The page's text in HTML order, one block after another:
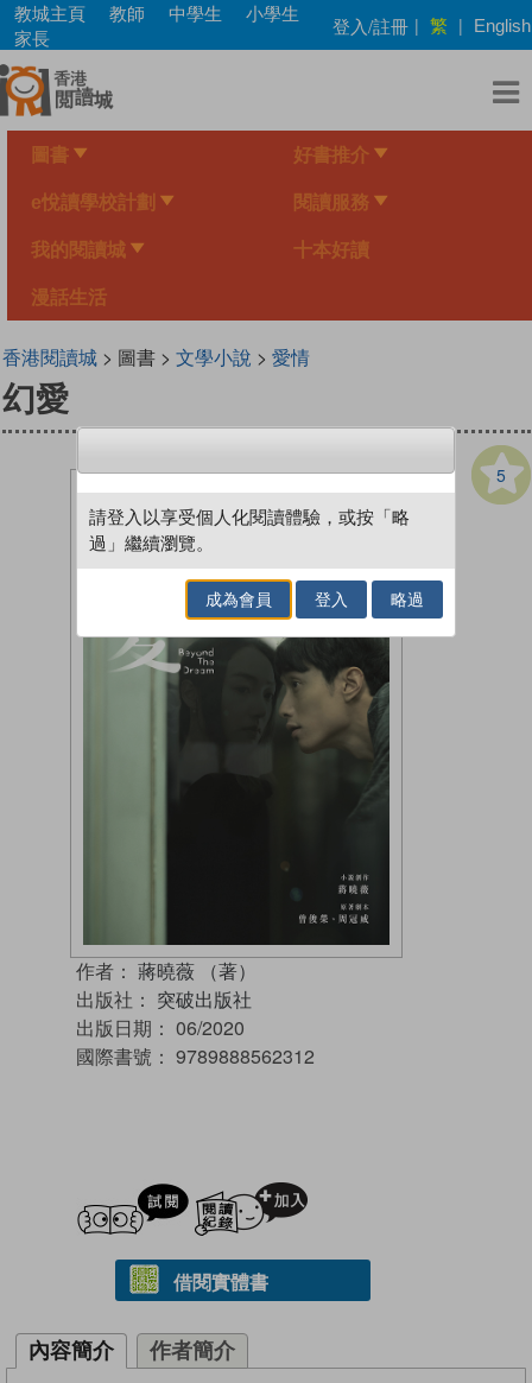
Skip
main
content
教城主頁 教師 中學生
小學生
家長
登入/註冊 | 繁 | English
圖書 好書推介
e悅讀學校計劃 閱讀服務
我的閱讀城 十本好讀
漫話生活
香港閱讀城> 圖書 > 文學小說 > 愛情
幻愛
5
作者： 蔣曉薇 （著）
出版社： 突破出版社
出版日期： 06/2020
國際書號： 9789888562312
試閲
借閱實體書
內容簡介 作者簡介
請登入以享受個人化閱讀體驗，或按「略
過」繼續瀏覽。
成為會員 登入 略過